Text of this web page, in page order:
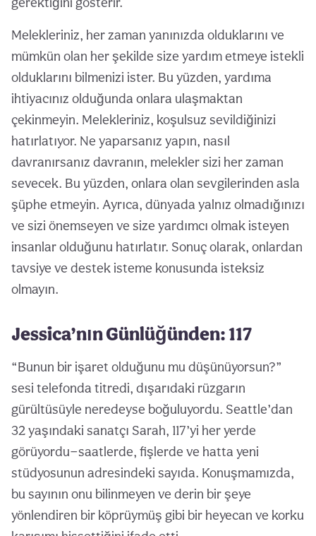
Melekleriniz, her zaman yanınızda olduklarını ve
mümkün olan her şekilde size yardım etmeye istekli
olduklarını bilmenizi ister. Bu yüzden, yardıma
ihtiyacınız olduğunda onlara ulaşmaktan
çekinmeyin. Melekleriniz, koşulsuz sevildiğinizi
hatırlatıyor. Ne yaparsanız yapın, nasıl
davranırsanız davranın, melekler sizi her zaman
sevecek. Bu yüzden, onlara olan sevgilerinden asla
şüphe etmeyin. Ayrıca, dünyada yalnız olmadığınızı
ve sizi önemseyen ve size yardımcı olmak isteyen
insanlar olduğunu hatırlatır. Sonuç olarak, onlardan
tavsiye ve destek isteme konusunda isteksiz
olmayın.
Jessica’nın Günlüğünden: 117
“Bunun bir işaret olduğunu mu düşünüyorsun?”
sesi telefonda titredi, dışarıdaki rüzgarın
gürültüsüyle neredeyse boğuluyordu. Seattle’dan
32 yaşındaki sanatçı Sarah, 117’yi her yerde
görüyordu—saatlerde, fişlerde ve hatta yeni
stüdyosunun adresindeki sayıda. Konuşmamızda,
bu sayının onu bilinmeyen ve derin bir şeye
yönlendiren bir köprüymüş gibi bir heyecan ve korku